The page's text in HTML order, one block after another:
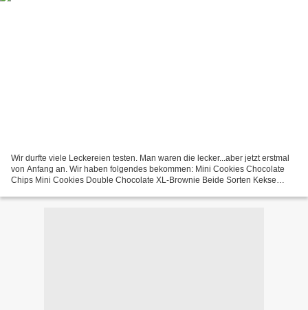
Wir durfte viele Leckereien testen. Man waren die lecker...aber jetzt erstmal
von Anfang an. Wir haben folgendes bekommen: Mini Cookies Chocolate
Chips Mini Cookies Double Chocolate XL-Brownie Beide Sorten Kekse